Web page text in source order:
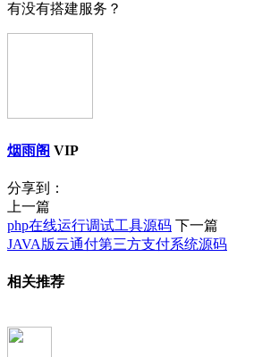
有没有搭建服务？
烟雨阁 VIP
分享到：
上一篇
php在线运行调试工具源码 下一篇
JAVA版云通付第三方支付系统源码
相关推荐